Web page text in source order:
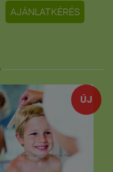
AJÁNLATKÉRÉS
ÚJ